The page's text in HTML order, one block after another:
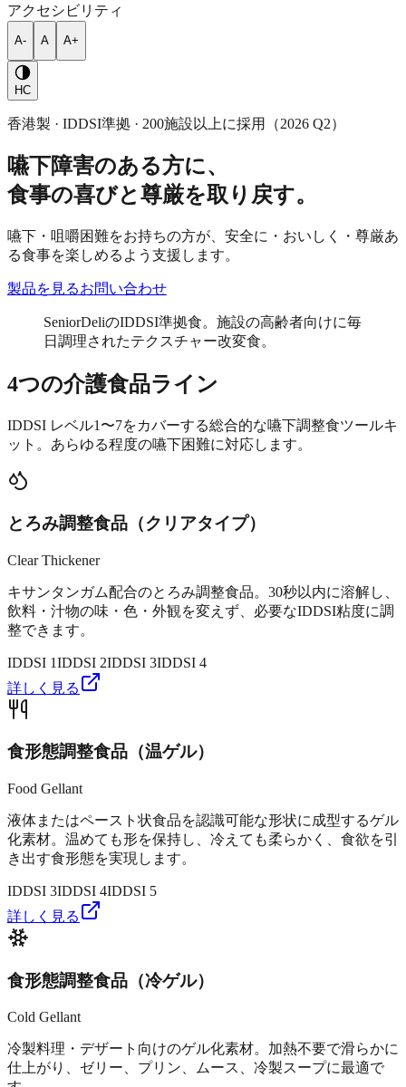
アクセシビリティ
A- A A+
HC
香港製 · IDDSI準拠 · 200施設以上に採用（2026 Q2）
嚥下障害のある方に、
食事の喜びと尊厳を取り戻す。
嚥下・咀嚼困難をお持ちの方が、安全に・おいしく・尊厳あ
る食事を楽しめるよう支援します。
製品を見るお問い合わせ
SeniorDeliのIDDSI準拠食。施設の高齢者向けに毎
日調理されたテクスチャー改変食。
4つの介護食品ライン
IDDSI レベル1〜7をカバーする総合的な嚥下調整食ツールキ
ット。あらゆる程度の嚥下困難に対応します。
とろみ調整食品（クリアタイプ）
Clear Thickener
キサンタンガム配合のとろみ調整食品。30秒以内に溶解し、
飲料・汁物の味・色・外観を変えず、必要なIDDSI粘度に調
整できます。
IDDSI 1IDDSI 2IDDSI 3IDDSI 4
詳しく見る
食形態調整食品（温ゲル）
Food Gellant
液体またはペースト状食品を認識可能な形状に成型するゲル
化素材。温めても形を保持し、冷えても柔らかく、食欲を引
き出す食形態を実現します。
IDDSI 3IDDSI 4IDDSI 5
詳しく見る
食形態調整食品（冷ゲル）
Cold Gellant
冷製料理・デザート向けのゲル化素材。加熱不要で滑らかに
仕上がり、ゼリー、プリン、ムース、冷製スープに最適で